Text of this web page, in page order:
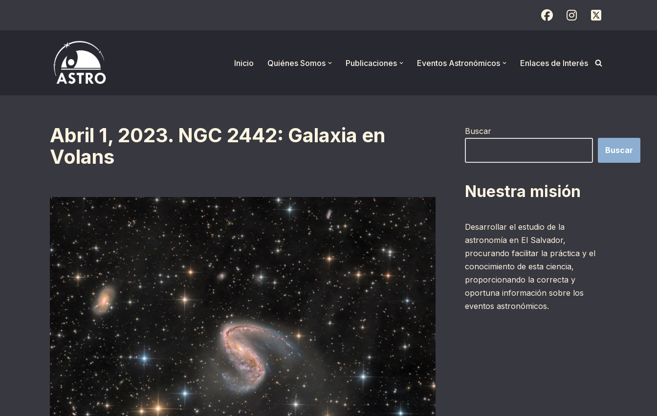
Inicio
Quiénes Somos Publicaciones Eventos Astronómicos Enlaces de Interés
Abril 1, 2023. NGC 2442: Galaxia en
Volans
Buscar
Buscar
Nuestra misión
Desarrollar el estudio de la
astronomía en El Salvador,
procurando facilitar la práctica y el
conocimiento de esta ciencia,
proporcionando la correcta y
oportuna información sobre los
eventos astronómicos.